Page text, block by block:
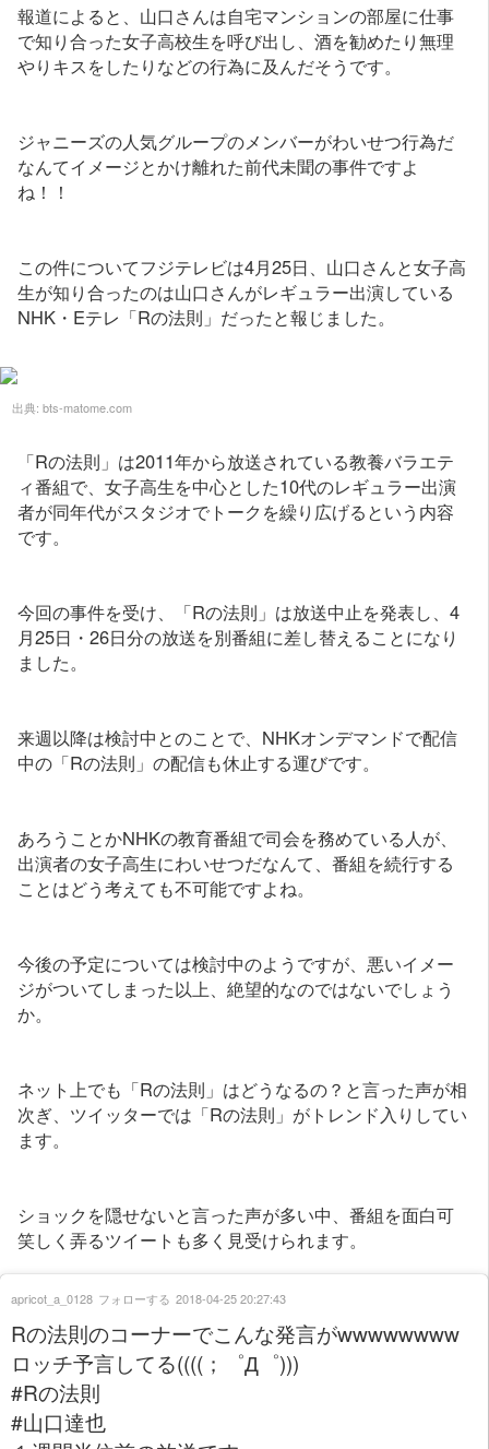
報道によると、山口さんは自宅マンションの部屋に仕事
で知り合った女子高校生を呼び出し、酒を勧めたり無理
やりキスをしたりなどの行為に及んだそうです。
ジャニーズの人気グループのメンバーがわいせつ行為だ
なんてイメージとかけ離れた前代未聞の事件ですよ
ね！！
この件についてフジテレビは4月25日、山口さんと女子高
生が知り合ったのは山口さんがレギュラー出演している
NHK・Eテレ「Rの法則」だったと報じました。
出典: bts-matome.com
「Rの法則」は2011年から放送されている教養バラエテ
ィ番組で、女子高生を中心とした10代のレギュラー出演
者が同年代がスタジオでトークを繰り広げるという内容
です。
今回の事件を受け、「Rの法則」は放送中止を発表し、4
月25日・26日分の放送を別番組に差し替えることになり
ました。
来週以降は検討中とのことで、NHKオンデマンドで配信
中の「Rの法則」の配信も休止する運びです。
あろうことかNHKの教育番組で司会を務めている人が、
出演者の女子高生にわいせつだなんて、番組を続行する
ことはどう考えても不可能ですよね。
今後の予定については検討中のようですが、悪いイメー
ジがついてしまった以上、絶望的なのではないでしょう
か。
ネット上でも「Rの法則」はどうなるの？と言った声が相
次ぎ、ツイッターでは「Rの法則」がトレンド入りしてい
ます。
ショックを隠せないと言った声が多い中、番組を面白可
笑しく弄るツイートも多く見受けられます。
Rの法則のコーナーでこんな発言がwwwwwwww
ロッチ予言してる((((；゜Д゜)))
#Rの法則
#山口達也
apricot_a_0128 フォローする 2018-04-25 20:27:43